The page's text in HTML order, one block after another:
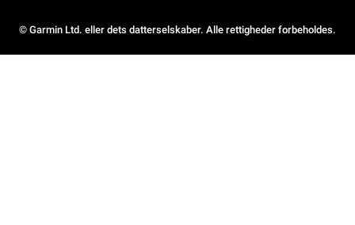
© Garmin Ltd. eller dets datterselskaber. Alle rettigheder forbeholdes.